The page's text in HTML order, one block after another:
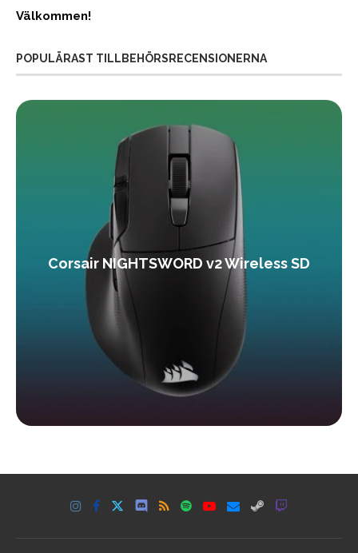
Välkommen!
POPULÄRAST TILLBEHÖRSRECENSIONERNA
Corsair NIGHTSWORD v2 Wireless SD